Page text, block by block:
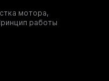
мотора,
работы